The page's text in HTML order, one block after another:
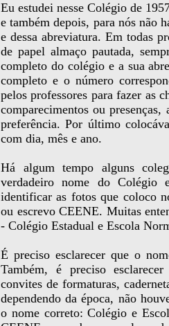
Eu estudei nesse Colégio de
e também depois, para nós não
e dessa abreviatura. Em todas
de papel almaço pautada,
completo do colégio e a sua
completo e o número
pelos professores para fazer as
comparecimentos ou presenças,
preferência. Por último
com dia, mês e ano.
Há algum tempo alguns
verdadeiro nome do Colégio
identificar as fotos que coloco
ou escrevo CEENE. Muitas
- Colégio Estadual e Escola
É preciso esclarecer que o
Também, é preciso
convites de formaturas,
dependendo da época, não
o nome correto: Colégio e